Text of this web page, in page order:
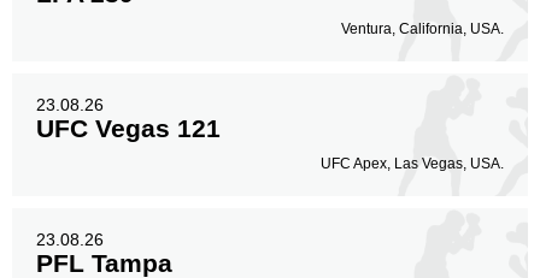
Ventura, California, USA.
23.08.26
UFC Vegas 121
UFC Apex, Las Vegas, USA.
23.08.26
PFL Tampa